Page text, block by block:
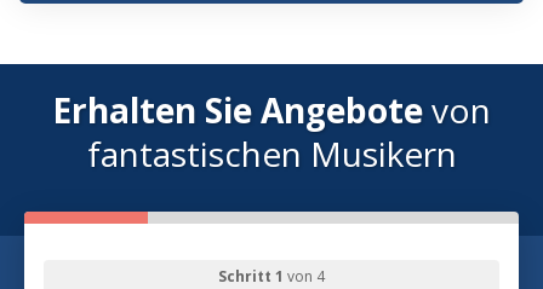
Erhalten Sie Angebotevon
fantastischen Musikern
Schritt 1 von 4